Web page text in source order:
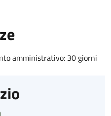
amministrativo: 30 giorni